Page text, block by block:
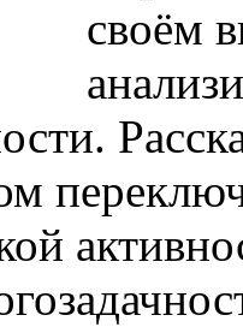
своём